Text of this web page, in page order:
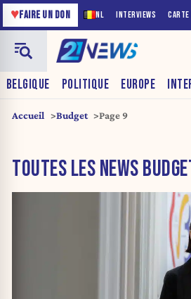
NL INTERVIEWS
♥FAIRE UN DON
BELGIQUE POLITIQUE EUROPE
Accueil Budget Page 9
TOUTES LES NEWS